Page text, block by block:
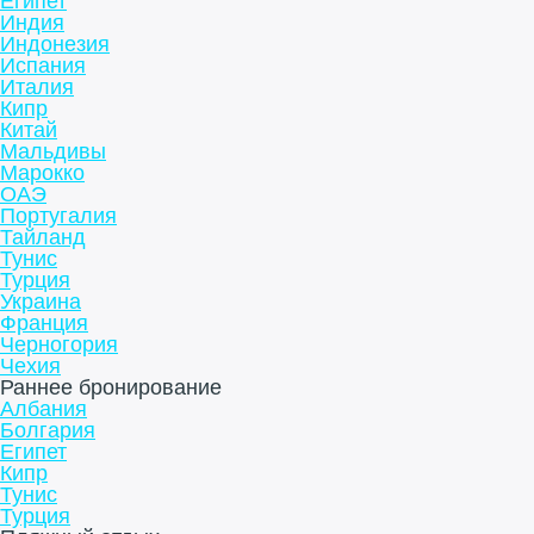
Индия
Индонезия
Испания
Италия
Кипр
Китай
Мальдивы
Марокко
ОАЭ
Португалия
Тайланд
Тунис
Турция
Украина
Франция
Черногория
Чехия
Раннее бронирование
Албания
Болгария
Египет
Кипр
Тунис
Турция